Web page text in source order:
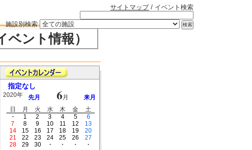
サイトマップ/ イベント検索
施設別検索
ント情報）
指定なし
2020年 先月 6月
来月
日
月 火 水 木 金
土
・
1 2 3 4 5
6
7
8 9 10 11 12
13
14
15 16 17 18 19
20
21
22 23 24 25 26
27
28
29 30 ・ ・ ・ ・